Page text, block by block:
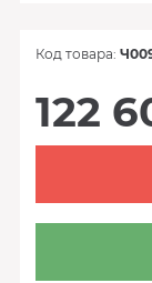
Код товара:
122